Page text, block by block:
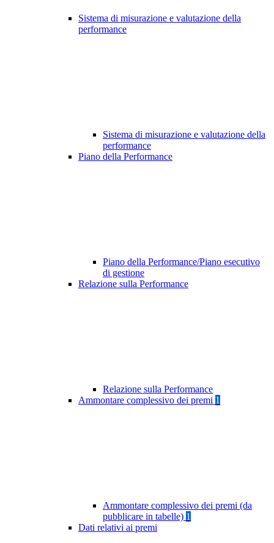
Sistema di misurazione e valutazione della
performance
Sistema di misurazione e valutazione della
performance
Piano della Performance
Piano della Performance/Piano esecutivo
di gestione
Relazione sulla Performance
Relazione sulla Performance
Ammontare complessivo dei premi 1
Ammontare complessivo dei premi (da
pubblicare in tabelle) 1
Dati relativi ai premi